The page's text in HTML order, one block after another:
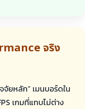
จริง
ยหลัก” เมนบอร์ดใน
เกมที่แทบไม่ต่าง